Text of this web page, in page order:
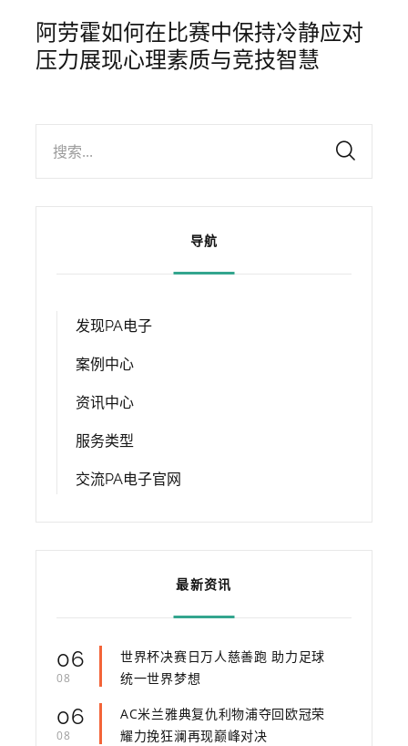
阿劳霍如何在比赛中保持冷静应对
压力展现心理素质与竞技智慧
搜索...
导航
发现PA电子
案例中心
资讯中心
服务类型
交流PA电子官网
最新资讯
06
08
世界杯决赛日万人慈善跑 助力足球
统一世界梦想
06
08
AC米兰雅典复仇利物浦夺回欧冠荣
耀力挽狂澜再现巅峰对决